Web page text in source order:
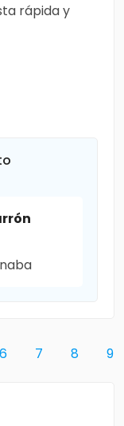
rápida y
6 7 8 9